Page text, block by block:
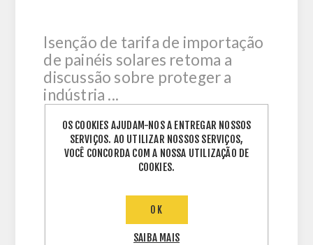
Isenção de tarifa de importação
de painéis solares retoma a
discussão sobre proteger a
indústria ...
Termos:
energia solar ,fotovoltaico,canadian ,
distribuidor energia solar
OS COOKIES AJUDAM-NOS A ENTREGAR NOSSOS
SERVIÇOS. AO UTILIZAR NOSSOS SERVIÇOS,
VOCÊ CONCORDA COM A NOSSA UTILIZAÇÃO DE
COOKIES.
OK
SAIBA MAIS